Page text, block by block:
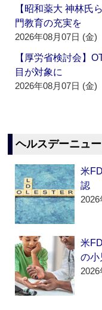
【昭和薬大 神林氏
門教育の充実を
2026年08月07日 (金)
【厚労省検討会】
目が対象に
2026年08月07日 (金)
ヘルスデーニュ
米
認
米
の小